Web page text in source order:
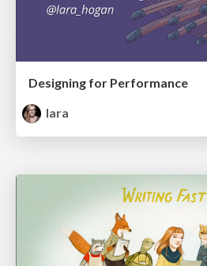
Designing for Performance
lara